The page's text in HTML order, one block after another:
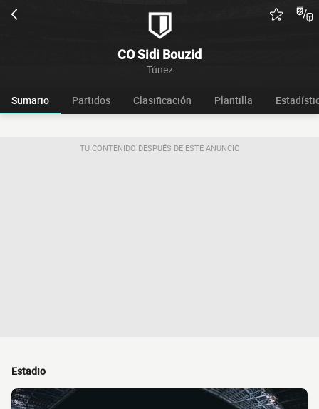
CO Sidi Bouzid
Túnez
Sumario Partidos Clasificación Plantilla
TU CONTENIDO DESPUÉS DE ESTE ANUNCIO
Estadio